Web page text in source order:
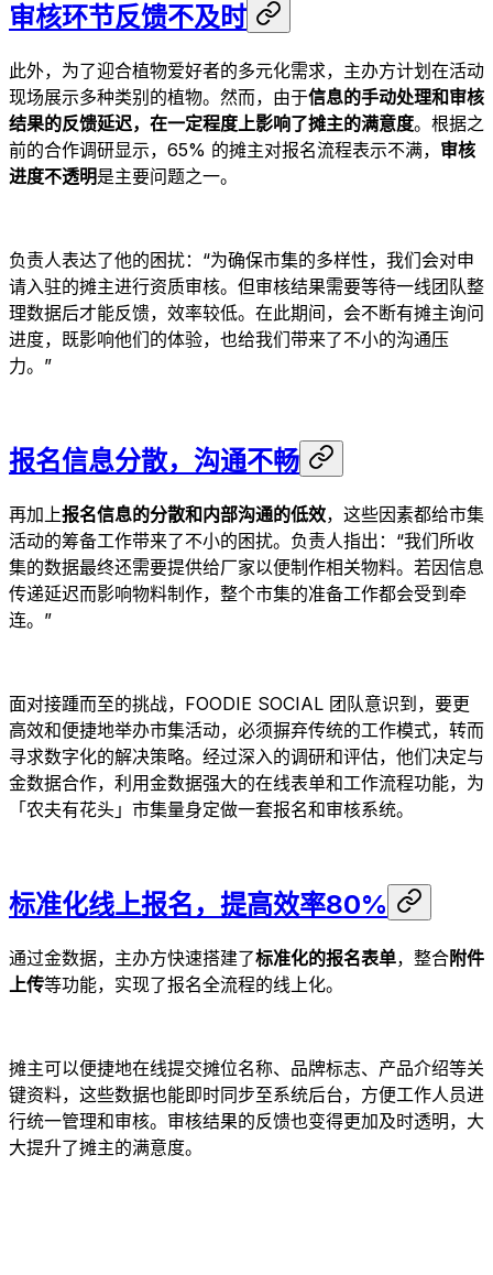
审核环节反馈不及时
此外，为了迎合植物爱好者的多元化需求，主办方计划在活动
现场展示多种类别的植物。然而，由于信息的手动处理和审核
结果的反馈延迟，在一定程度上影响了摊主的满意度。根据之
前的合作调研显示，65% 的摊主对报名流程表示不满， 审核
进度不透明是主要问题之一。
负责人表达了他的困扰：“为确保市集的多样性，我们会对申
请入驻的摊主进行资质审核。但审核结果需要等待一线团队整
理数据后才能反馈，效率较低。在此期间，会不断有摊主询问
进度，既影响他们的体验，也给我们带来了不小的沟通压
力。”
报名信息分散，沟通不畅
再加上报名信息的分散和内部沟通的低效，这些因素都给市集
活动的筹备工作带来了不小的困扰。负责人指出：“我们所收
集的数据最终还需要提供给厂家以便制作相关物料。若因信息
传递延迟而影响物料制作，整个市集的准备工作都会受到牵
连。”
面对接踵而至的挑战，FOODIE SOCIAL 团队意识到，要更
高效和便捷地举办市集活动，必须摒弃传统的工作模式，转而
寻求数字化的解决策略。经过深入的调研和评估，他们决定与
金数据合作，利用金数据强大的在线表单和工作流程功能，为
「农夫有花头」市集量身定做一套报名和审核系统。
标准化线上报名，提高效率80%
通过金数据，主办方快速搭建了标准化的报名表单，整合附件
上传等功能，实现了报名全流程的线上化。
摊主可以便捷地在线提交摊位名称、品牌标志、产品介绍等关
键资料，这些数据也能即时同步至系统后台，方便工作人员进
行统一管理和审核。审核结果的反馈也变得更加及时透明，大
大提升了摊主的满意度。